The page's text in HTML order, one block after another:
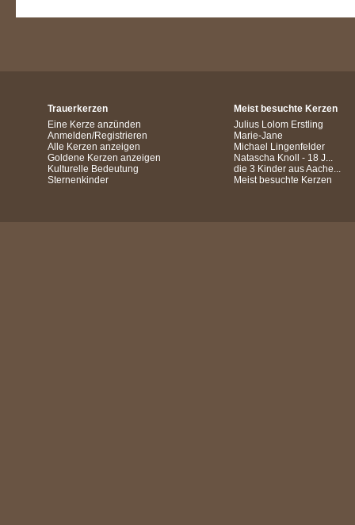
Trauerkerzen
Eine Kerze anzünden
Anmelden/Registrieren
Alle Kerzen anzeigen
Goldene Kerzen anzeigen
Kulturelle Bedeutung
Sternenkinder
Meist besuchte Kerzen
Julius Lolom Erstling
Marie-Jane
Michael Lingenfelder
Natascha Knoll - 18 J...
die 3 Kinder aus Aache...
Meist besuchte Kerzen